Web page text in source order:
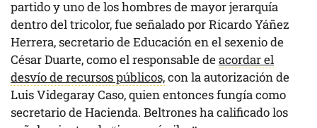
partido y uno de los hombres de mayor jerarquía
dentro del tricolor, fue señalado por Ricardo Yáñez
Herrera, secretario de Educación en el sexenio de
César Duarte, como el responsable deacordar el
desvío de recursos públicos,con la autorización de
Luis Videgaray Caso, quien entonces fungía como
secretario de Hacienda. Beltrones ha calificado los